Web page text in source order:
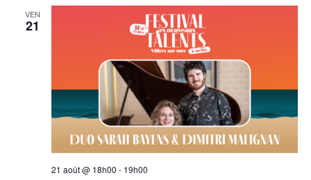
VEN
21
21 août @ 18h00 - 19h00